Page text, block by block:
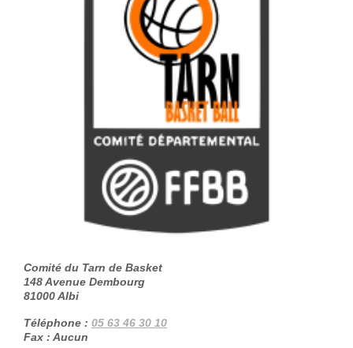
Comité du Tarn de Basket
148 Avenue Dembourg
81000Albi
Téléphone : 05 63 46 30 10
Fax : Aucun